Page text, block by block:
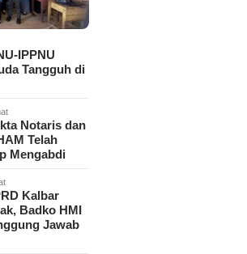
IPPNU
Tangguh di
Notaris dan
Telah
Mengabdi
Kalbar
Badko HMI
Jawab